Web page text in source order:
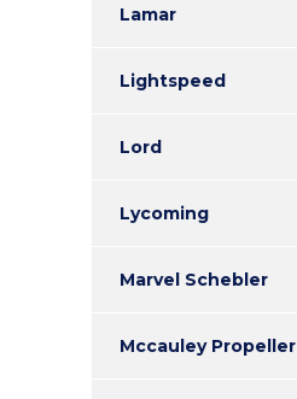
Lamar
Lightspeed
Lord
Lycoming
Marvel Schebler
Mccauley Propeller